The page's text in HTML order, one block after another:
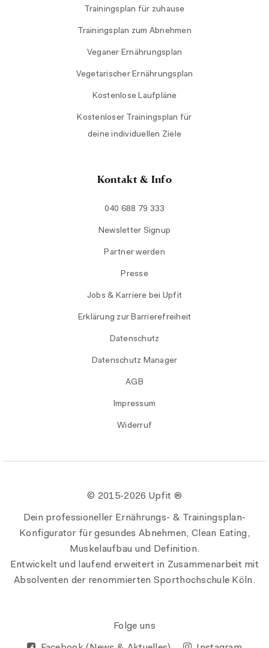
Trainingsplan für zuhause
Trainingsplan zum Abnehmen
Veganer Ernährungsplan
Vegetarischer Ernährungsplan
Kostenlose Laufpläne
Kostenloser Trainingsplan für
deine individuellen Ziele
Kontakt & Info
040 688 79 333
Newsletter Signup
Partner werden
Presse
Jobs & Karriere bei Upfit
Erklärung zur Barrierefreiheit
Datenschutz
Datenschutz Manager
AGB
Impressum
Widerruf
© 2015-2026 Upfit ®
Dein professioneller Ernährungs- & Trainingsplan-
Konfigurator für gesundes Abnehmen, Clean Eating,
Muskelaufbau und Definition.
Entwickelt und laufend erweitert in Zusammenarbeit mit
Absolventen der renommierten Sporthochschule Köln.
Folge uns